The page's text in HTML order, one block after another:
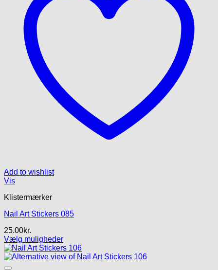
varesiden
Add to wishlist
Vis
Klistermærker
Nail Art Stickers 085
25.00kr.
Vælg muligheder
Dette
vare
har